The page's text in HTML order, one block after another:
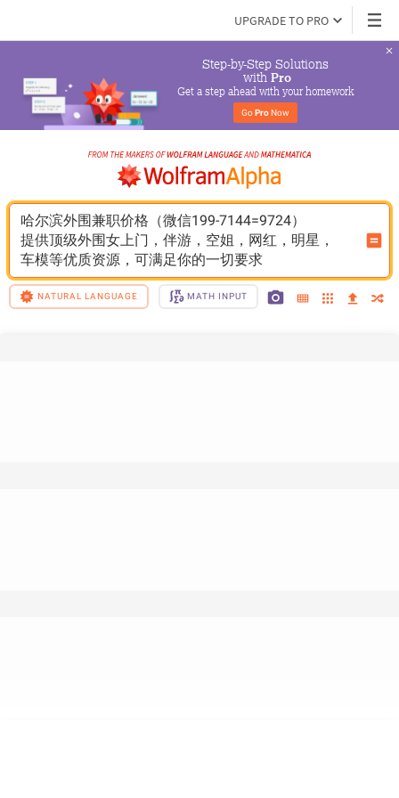
UPGRADE TO PRO
Step-by-Step Solutions
with Pro
Get a step ahead with your homework
Go Pro Now
哈尔滨外围兼职价格（微信199-7144=9724）
提供顶级外围女上门，伴游，空姐，网红，明星，
车模等优质资源，可满足你的一切要求
NATURAL LANGUAGE MATH INPUT